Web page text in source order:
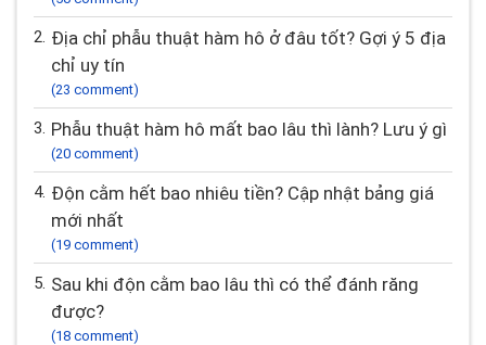
2. Địa chỉ phẫu thuật hàm hô ở đâu tốt? Gợi ý 5 địa
chỉ uy tín
(23 comment)
3. Phẫu thuật hàm hô mất bao lâu thì lành? Lưu ý gì
(20 comment)
4. Độn cằm hết bao nhiêu tiền? Cập nhật bảng giá
mới nhất
(19 comment)
5. Sau khi độn cằm bao lâu thì có thể đánh răng
được?
(18 comment)